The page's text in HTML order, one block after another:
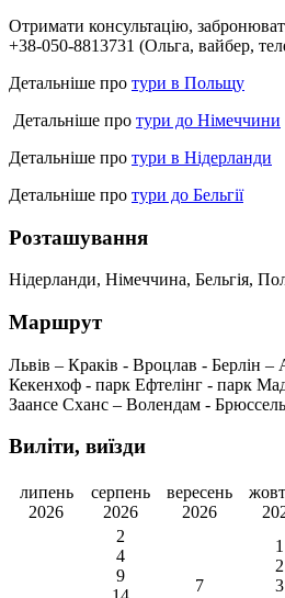
Отримати консультацію,
+38-050-8813731 (Ольга, вайбер,
Детальніше про тури в Польщу
Детальніше про тури до Німеччини
Детальніше про тури в Нідерланди
Детальніше про тури до Бельгії
Розташування
Нідерланди, Німеччина, Бельгія,
Маршрут
Львів – Краків - Вроцлав - Берлін –
Кекенхоф - парк Ефтелінг - парк
Заансе Сханс – Волендам -
Виліти, виїзди
липень
2026
серпень
2026
вересень
2026
2
4
9
7
1
2
3